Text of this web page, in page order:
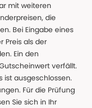
mit weiteren
die
Bei Eingabe eines
Preis als der
Ein den
verfällt.
ist ausgeschlossen.
Für die Prüfung
Sie sich in Ihr